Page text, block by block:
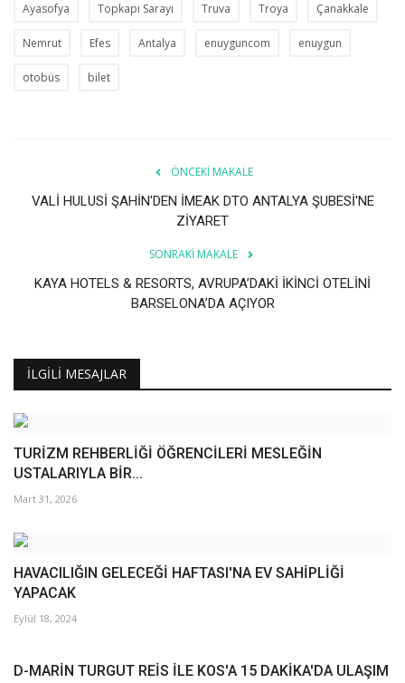
Ayasofya Topkapı Sarayı Truva Troya Çanakkale
Nemrut Efes Antalya enuyguncom enuygun
otobüs bilet
ÖNCEKI MAKALE
VALİ HULUSİ ŞAHİN'DEN İMEAK DTO ANTALYA ŞUBESİ'NE
ZİYARET
SONRAKI MAKALE
KAYA HOTELS & RESORTS, AVRUPA’DAKİ İKİNCİ OTELİNİ
BARSELONA’DA AÇIYOR
İLGILI MESAJLAR
TURİZM REHBERLİĞİ ÖĞRENCİLERİ MESLEĞİN
USTALARIYLA BİR...
Mart 31, 2026
HAVACILIĞIN GELECEĞİ HAFTASI'NA EV SAHİPLİĞİ
YAPACAK
Eylül 18, 2024
D-MARİN TURGUT REİS İLE KOS'A 15 DAKİKA'DA ULAŞIM